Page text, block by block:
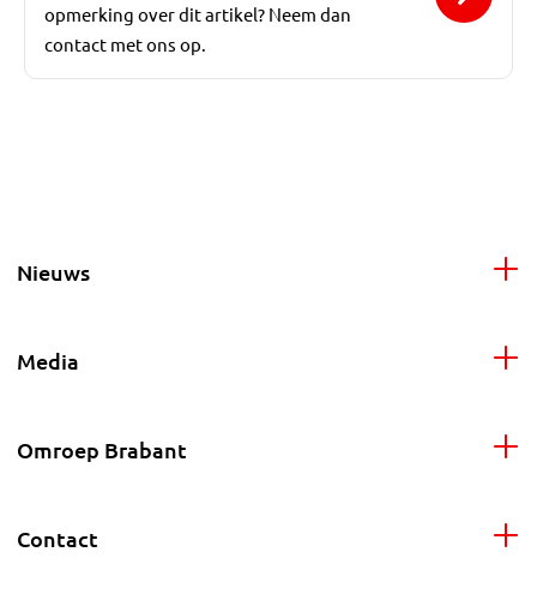
opmerking over dit artikel? Neem dan
contact met ons op.
Nieuws
Media
Omroep Brabant
Contact